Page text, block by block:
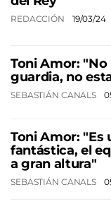
REDACCIÓN 19/03/24
Toni Amor: "No
guardia, no
SEBASTIÁN CANALS
Toni Amor: "Es
fantástica, el
a gran altura"
SEBASTIÁN CANALS